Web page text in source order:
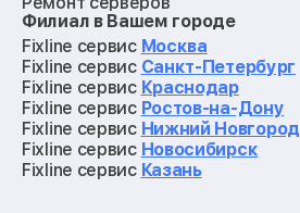
Ремонт мониторов
Ремонт квадрокоптеров
Ремонт электросамокатов
Ремонт материнских плат
Ремонт видеокарт
Ремонт кофемашин
Ремонт vr систем
Ремонт игровых приставок
Филиал в Вашем городе
Fixline сервис Москва
Fixline сервис Санкт-Петербург
Fixline сервис Краснодар
Fixline сервис Ростов-на-Дону
Fixline сервис Нижний Новгород
Fixline сервис Новосибирск
Fixline сервис Казань